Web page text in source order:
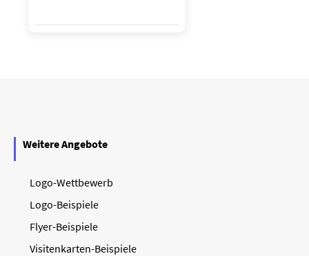
Weitere Angebote
Logo-Wettbewerb
Logo-Beispiele
Flyer-Beispiele
Visitenkarten-Beispiele